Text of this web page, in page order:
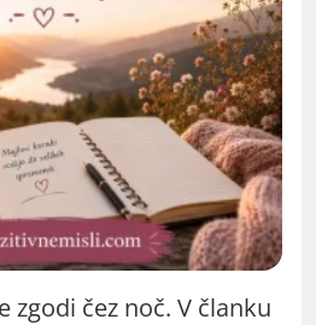
zgodi čez noč. V članku